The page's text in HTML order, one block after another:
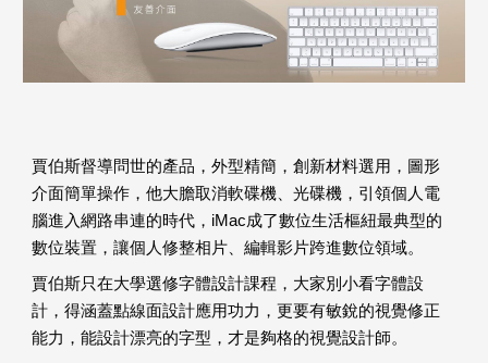
賈伯斯督導問世的產品，外型精簡，創新材料選用，圖形
介面簡單操作，他大膽取消軟碟機、光碟機，引領個人電
腦進入網路串連的時代，iMac成了數位生活樞紐最典型的
數位裝置，讓個人修整相片、編輯影片跨進數位領域。
賈伯斯只在大學選修字體設計課程，大家別小看字體設
計，得涵蓋點線面設計應用功力，更要有敏銳的視覺修正
能力，能設計漂亮的字型，才是夠格的視覺設計師。